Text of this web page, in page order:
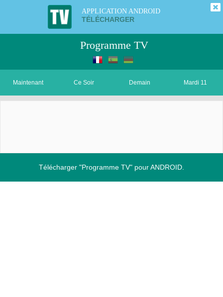
APPLICATION ANDROID
TÉLÉCHARGER
Programme TV
Maintenant Ce Soir Demain Mardi 11
Télécharger "Programme TV" pour ANDROID.